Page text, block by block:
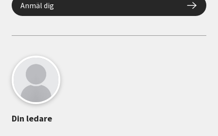
Anmäl dig
Din ledare